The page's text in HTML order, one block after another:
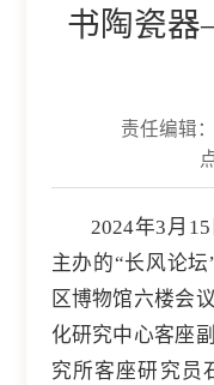
书陶瓷
责任编辑：
2024年3月
主办的“长风论
区博物馆六楼会
化研究中心客座
究所客座研究员